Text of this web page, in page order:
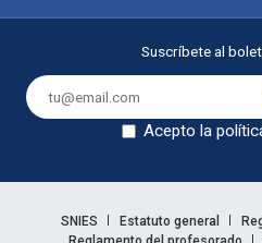
Suscríbete al
Acepto la
Enlaces legales
SNIES Estatuto general